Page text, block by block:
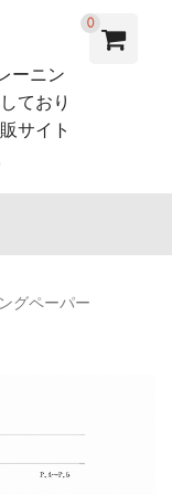
ーニン
ており
サイト
0
グペーパー